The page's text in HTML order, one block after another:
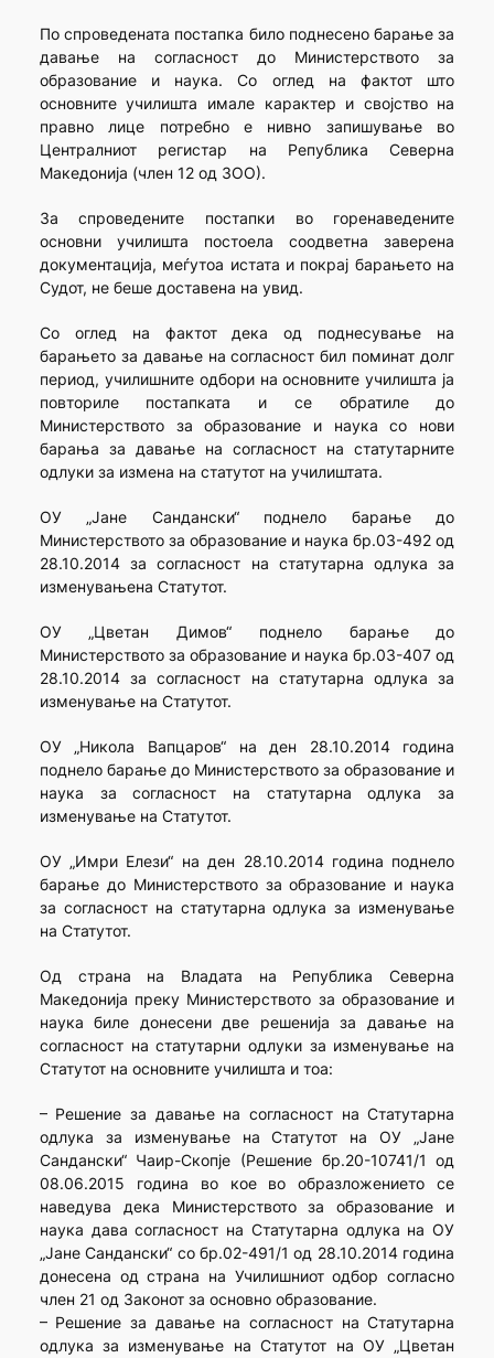
По спроведената постапка било поднесено барање за
давање на согласност до Министерството за
образование и наука. Со оглед на фактот што
основните училишта имале карактер и својство на
правно лице потребно е нивно запишување во
Централниот регистар на Република Северна
Македонија (член 12 од ЗОО).
За спроведените постапки во горенаведените
основни училишта постоела соодветна заверена
документација, меѓутоа истата и покрај барањето на
Судот, не беше доставена на увид.
Со оглед на фактот дека од поднесување на
барањето за давање на согласност бил поминат долг
период, училишните одбори на основните училишта ја
повториле постапката и се обратиле до
Министерството за образование и наука со нови
барања за давање на согласност на статутарните
одлуки за измена на статутот на училиштата.
ОУ „Јане Сандански“ поднело барање до
Министерството за образование и наука бр.03-492 од
28.10.2014 за согласност на статутарна одлука за
изменувањена Статутот.
ОУ „Цветан Димов“ поднело барање до
Министерството за образование и наука бр.03-407 од
28.10.2014 за согласност на статутарна одлука за
изменување на Статутот.
ОУ „Никола Вапцаров“ на ден 28.10.2014 година
поднело барање до Министерството за образование и
наука за согласност на статутарна одлука за
изменување на Статутот.
ОУ „Имри Елези“ на ден 28.10.2014 година поднело
барање до Министерството за образование и наука
за согласност на статутарна одлука за изменување
на Статутот.
Од страна на Владата на Република Северна
Македонија преку Министерството за образование и
наука биле донесени две решенија за давање на
согласност на статутарни одлуки за изменување на
Статутот на основните училишта и тоа:
– Решение за давање на согласност на Статутарна
одлука за изменување на Статутот на ОУ „Јане
Сандански“ Чаир-Скопје (Решение бр.20-10741/1 од
08.06.2015 година во кое во образложението се
наведува дека Министерството за образование и
наука дава согласност на Статутарна одлука на ОУ
„Јане Сандански“ со бр.02-491/1 од 28.10.2014 година
донесена од страна на Училишниот одбор согласно
член 21 од Законот за основно образование.
– Решение за давање на согласност на Статутарна
одлука за изменување на Статутот на ОУ „Цветан